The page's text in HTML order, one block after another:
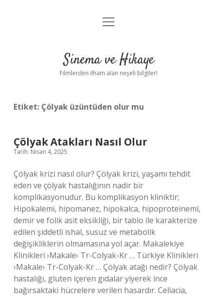
Gizlilik Politikası
Yasal Uyarı
menüyü
Sinema ve Hikaye
Filmlerden ilham alan neşeli bilgiler!
Etiket: Çölyak üzüntüden olur mu
Çölyak Atakları Nasıl Olur
Tarih: Nisan 4, 2025
Çölyak krizi nasıl olur? Çölyak krizi, yaşamı tehdit
eden ve çölyak hastalığının nadir bir
komplikasyonudur. Bu komplikasyon kliniktir;
Hipokalemi, hipomanez, hipokalca, hipoproteinemi,
demir ve folik asit eksikliği, bir tablo ile karakterize
edilen şiddetli ishal, susuz ve metabolik
değişikliklerin olmamasına yol açar. Makalekiye
Klinikleri ›Makale› Tr-Colyak-Kr … Türkiye Klinikleri
›Makale› Tr-Colyak-Kr … Çölyak atağı nedir? Çölyak
hastalığı, gluten içeren gıdalar yiyerek ince
bağırsaktaki hücrelere verilen hasardır. Celiacia,